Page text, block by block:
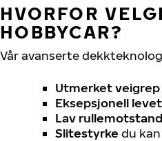
HVORFOR
HOBBYCAR?
Vår avanserte
Utmerket veigrep
Eksepsjonell
Lav rullemotstand
Slitestyrke du